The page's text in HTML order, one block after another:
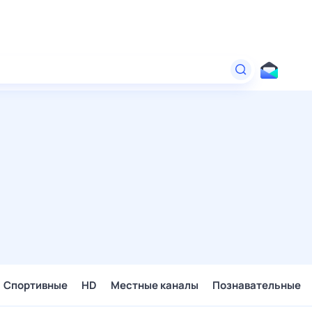
Спортивные HD Местные каналы Познавательные